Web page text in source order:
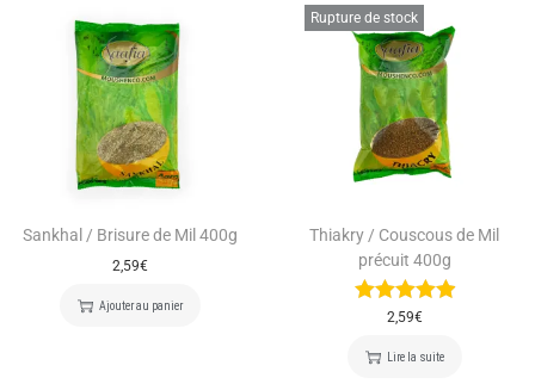
Sankhal / Brisure de Mil 400g
2,59€
Ajouter au panier
Rupture de stock
Thiakry / Couscous de Mil
précuit 400g
2,59€
Lire la suite